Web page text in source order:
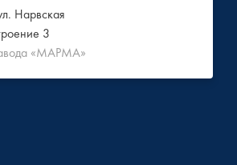
Нарвская
3
«МАРМА»